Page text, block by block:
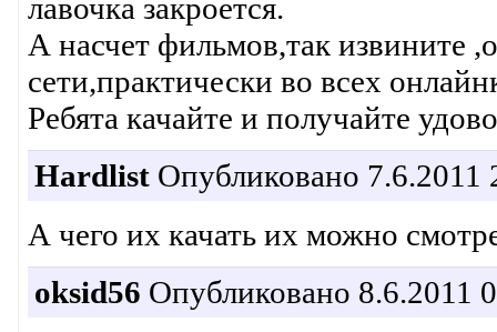
лавочка закроется.
А насчет фильмов,так извините
сети,практически во всех
Ребята качайте и получайте
HardlistОпубликовано 7.6.2011
А чего их качать их можно
oksid56 Опубликовано 8.6.2011